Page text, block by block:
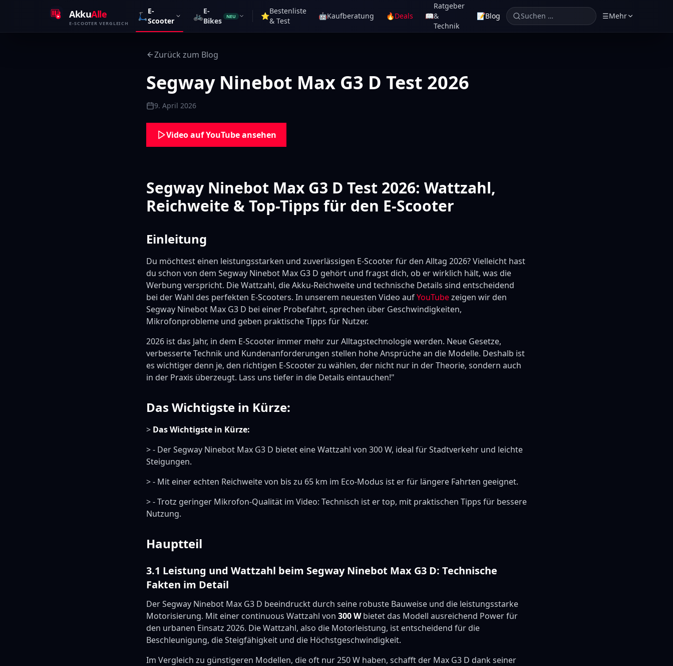
AkkuAlle
E-SCOOTER VERGLEICH
🛴E-
Scooter
🚲E-
Bikes
NEU ⭐
Bestenliste
& Test
🤖Kaufberatung 🔥Deals 📖
Ratgeber
&
Technik
📝Blog Suchen … ☰Mehr
Zurück zum Blog
Segway Ninebot Max G3 D Test 2026
9. April 2026
Video auf YouTube ansehen
Segway Ninebot Max G3 D Test 2026: Wattzahl,
Reichweite & Top-Tipps für den E-Scooter
Einleitung
Du möchtest einen leistungsstarken und zuverlässigen E-Scooter für den Alltag 2026? Vielleicht hast
du schon von dem Segway Ninebot Max G3 D gehört und fragst dich, ob er wirklich hält, was die
Werbung verspricht. Die Wattzahl, die Akku-Reichweite und technische Details sind entscheidend
bei der Wahl des perfekten E-Scooters. In unserem neuesten Video aufYouTubezeigen wir den
Segway Ninebot Max G3 D bei einer Probefahrt, sprechen über Geschwindigkeiten,
Mikrofonprobleme und geben praktische Tipps für Nutzer.
2026 ist das Jahr, in dem E-Scooter immer mehr zur Alltagstechnologie werden. Neue Gesetze,
verbesserte Technik und Kundenanforderungen stellen hohe Ansprüche an die Modelle. Deshalb ist
es wichtiger denn je, den richtigen E-Scooter zu wählen, der nicht nur in der Theorie, sondern auch
in der Praxis überzeugt. Lass uns tiefer in die Details eintauchen!"
Das Wichtigste in Kürze:
> Das Wichtigste in Kürze:
> - Der Segway Ninebot Max G3 D bietet eine Wattzahl von 300 W, ideal für Stadtverkehr und leichte
Steigungen.
> - Mit einer echten Reichweite von bis zu 65 km im Eco-Modus ist er für längere Fahrten geeignet.
> - Trotz geringer Mikrofon-Qualität im Video: Technisch ist er top, mit praktischen Tipps für bessere
Nutzung.
Hauptteil
3.1 Leistung und Wattzahl beim Segway Ninebot Max G3 D: Technische
Fakten im Detail
Der Segway Ninebot Max G3 D beeindruckt durch seine robuste Bauweise und die leistungsstarke
Motorisierung. Mit einer continuous Wattzahl von 300 Wbietet das Modell ausreichend Power für
den urbanen Einsatz 2026. Die Wattzahl, also die Motorleistung, ist entscheidend für die
Beschleunigung, die Steigfähigkeit und die Höchstgeschwindigkeit.
Im Vergleich zu günstigeren Modellen, die oft nur 250 W haben, schafft der Max G3 D dank seiner